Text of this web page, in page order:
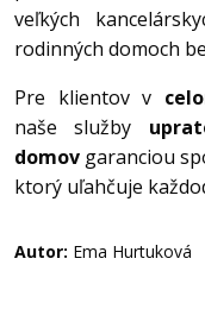
veľkých
rodinných domoch
Pre klientov v
naše služby
domov garanciou
ktorý uľahčuje
Autor: Ema Hurtuková